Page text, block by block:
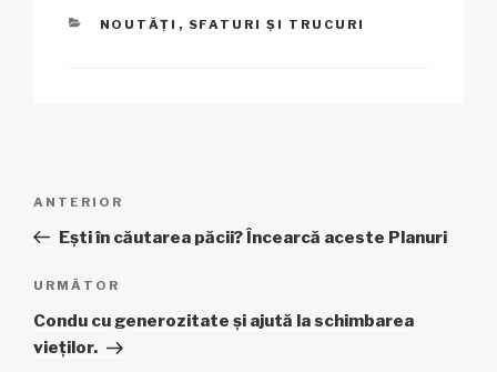
CATEGORII
NOUTĂȚI , SFATURI ȘI TRUCURI
articole
Articol
anterior
ANTERIOR
Ești în căutarea păcii? Încearcă aceste Planuri
Articolul
următor
URMĂTOR
Condu cu generozitate și ajută la schimbarea
vieților.